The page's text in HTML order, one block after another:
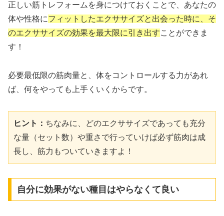
正しい筋トレフォームを身につけておくことで、あなたの
体や性格にフィットしたエクササイズと出会った時に、そ
のエクササイズの効果を最大限に引き出すことができま
す！
必要最低限の筋肉量と、体をコントロールする力があれ
ば、何をやっても上手くいくからです。
ヒント： ちなみに、どのエクササイズであっても充分
な量（セット数）や重さで行っていけば必ず筋肉は成
長し、筋力もついていきますよ！
自分に効果がない種目はやらなくて良い